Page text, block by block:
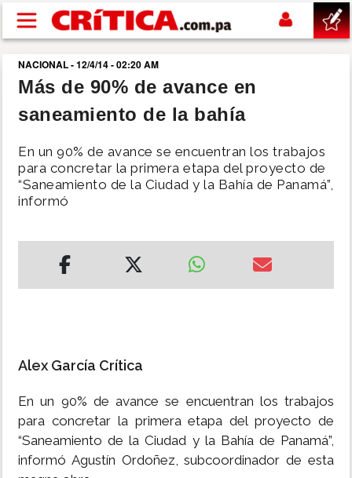
Pasar al contenido principal
buscar
SUCESOS
NACIONAL
POLÍTICA
DEPORTES
MULTIMEDIA
NACIONAL - 12/4/14 - 02:20 AM
Más de 90% de avance en
saneamiento de la bahía
En un 90% de avance se encuentran los trabajos
para concretar la primera etapa del proyecto de
“Saneamiento de la Ciudad y la Bahía de Panamá”,
informó
Alex García Crítica
En un 90% de avance se encuentran los trabajos
para concretar la primera etapa del proyecto de
“Saneamiento de la Ciudad y la Bahía de Panamá”,
informó Agustín Ordoñez, subcoordinador de esta